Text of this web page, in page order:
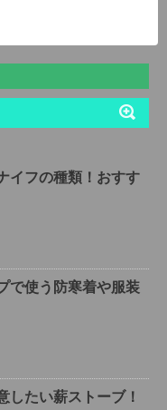
イフの種類！おすす
で使う防寒着や服装
したい薪ストーブ！